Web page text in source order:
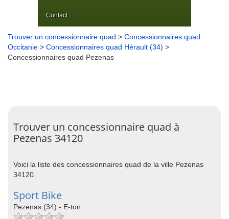
Contact
Trouver un concessionnaire quad > Concessionnaires quad
Occitanie > Concessionnaires quad Hérault (34) >
Concessionnaires quad Pezenas
Trouver un concessionnaire quad à
Pezenas 34120
Voici la liste des concessionnaires quad de la ville Pezenas
34120.
Sport Bike
Pezenas (34) - E-ton